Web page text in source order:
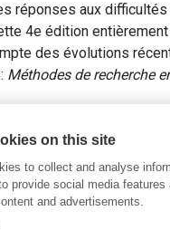
réponses aux
4e édition
des évolutions
Méthodes de recherche
on this site
to collect and analyse
provide social media features
and advertisements.